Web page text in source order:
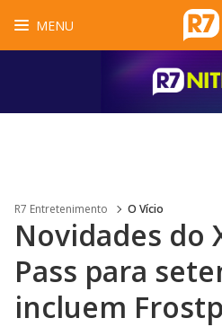
MENU
R7 Entretenimento O Vício
Novidades do
Pass para
incluem